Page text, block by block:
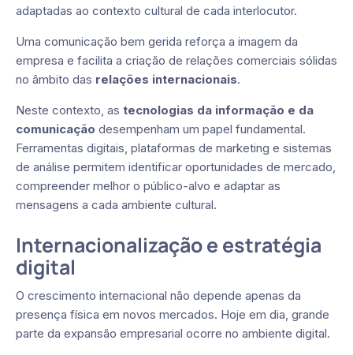
adaptadas ao contexto cultural de cada interlocutor.
Uma comunicação bem gerida reforça a imagem da
empresa e facilita a criação de relações comerciais sólidas
no âmbito das relações internacionais.
Neste contexto, as tecnologias da informação e da
comunicação desempenham um papel fundamental.
Ferramentas digitais, plataformas de marketing e sistemas
de análise permitem identificar oportunidades de mercado,
compreender melhor o público-alvo e adaptar as
mensagens a cada ambiente cultural.
Internacionalização e estratégia
digital
O crescimento internacional não depende apenas da
presença física em novos mercados. Hoje em dia, grande
parte da expansão empresarial ocorre no ambiente digital.